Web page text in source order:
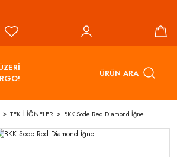
ÜRÜN ARA
TEKLİ İĞNELER BKK Sode Red Diamond İğne